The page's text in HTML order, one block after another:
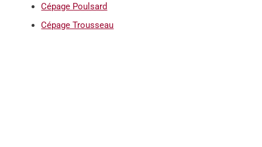
Cépage Poulsard
Cépage Trousseau